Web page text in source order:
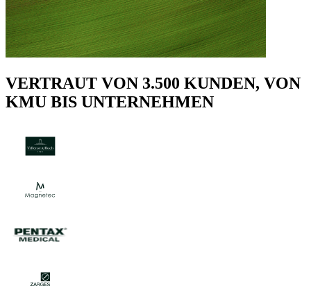
VERTRAUT VON 3.500 KUNDEN, VON
KMU BIS UNTERNEHMEN